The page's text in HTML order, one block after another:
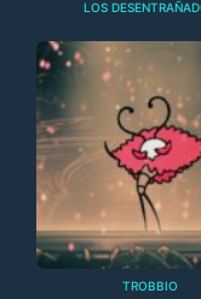
LOS
TROBBIO